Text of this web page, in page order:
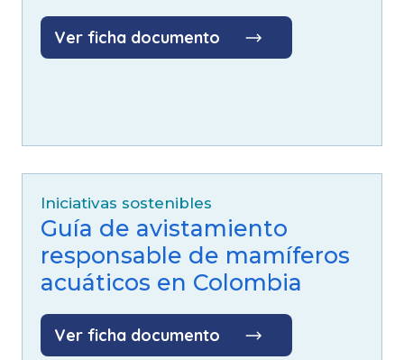
Ver ficha documento
Iniciativas sostenibles
Guía de avistamiento
responsable de mamíferos
acuáticos en Colombia
Ver ficha documento